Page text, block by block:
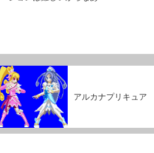
アルカナプリキュア